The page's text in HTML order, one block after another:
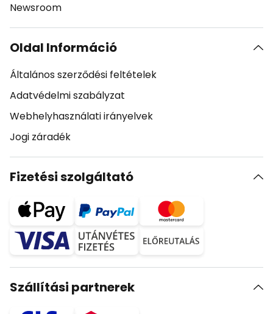
Newsroom
Oldal Információ
Általános szerződési feltételek
Adatvédelmi szabályzat
Webhelyhasználati irányelvek
Jogi záradék
Fizetési szolgáltató
Szállítási partnerek